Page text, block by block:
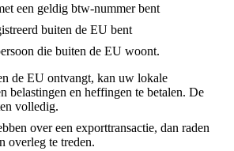
een geldig btw-nummer bent
buiten de EU bent
die buiten de EU woont.
de EU ontvangt, kan uw lokale
belastingen en heffingen te betalen. De
volledig.
over een exporttransactie, dan raden
overleg te treden.